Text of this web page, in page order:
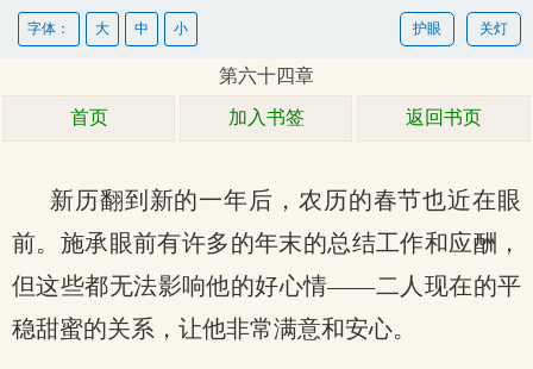
关灯
护眼
字体： 大 中 小
第六十四章
首页 加入书签 返回书页
新历翻到新的一年后，农历的春节也近在眼
前。施承眼前有许多的年末的总结工作和应酬，
但这些都无法影响他的好心情——二人现在的平
稳甜蜜的关系，让他非常满意和安心。